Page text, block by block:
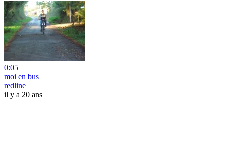
0:05
moi en bus
redline
il y a 20 ans